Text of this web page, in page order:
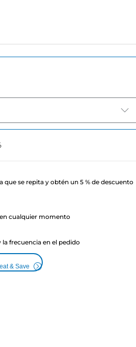
que se repita y obtén un 5 % de descuento
cualquier momento
frecuencia en el pedido
& Save